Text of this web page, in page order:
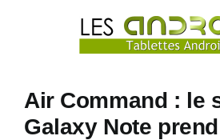
Air Command : le
Galaxy Note